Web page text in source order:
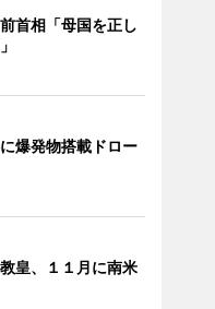
首相「母国を正し
爆発物搭載ドロー
皇、１１月に南米